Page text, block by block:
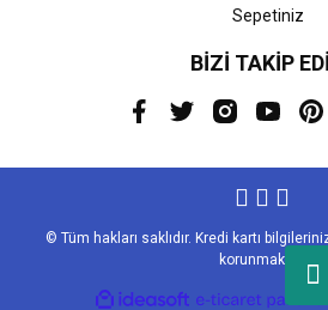
Sepetiniz
BİZİ TAKİP
© Tüm hakları saklıdır. Kredi kartı
korunmaktadır.
ideasoft